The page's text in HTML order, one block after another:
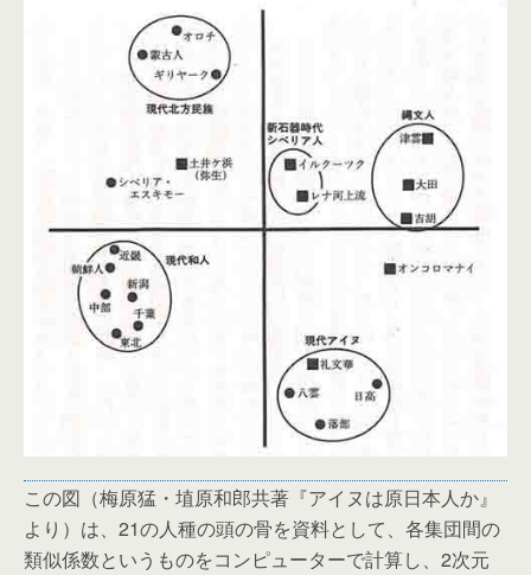
この図（梅原猛・埴原和郎共著『アイヌは原日本人か』
より）は、21の人種の頭の骨を資料として、各集団間の
類似係数というものをコンピューターで計算し、2次元